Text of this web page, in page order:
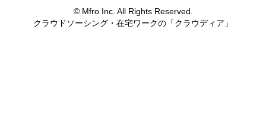
© Mfro Inc. All Rights Reserved.
クラウドソーシング・在宅ワークの「クラウディア」